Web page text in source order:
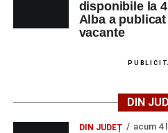
disponibile la
Alba a
vacante
DIN
DIN JUDEȚ acum 4